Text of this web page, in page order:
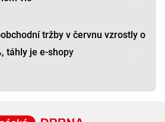
tržby v červnu vzrostly o
táhly je e-shopy